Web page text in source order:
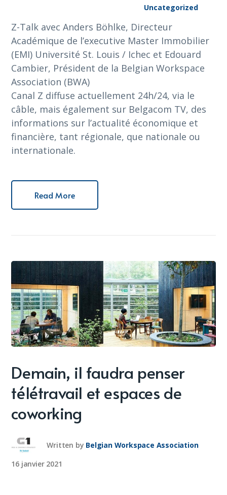
Uncategorized
Z-Talk avec Anders Böhlke, Directeur
Académique de l’executive Master Immobilier
(EMI) Université St. Louis / Ichec et Edouard
Cambier, Président de la Belgian Workspace
Association (BWA)
Canal Z diffuse actuellement 24h/24, via le
câble, mais également sur Belgacom TV, des
informations sur l’actualité économique et
financière, tant régionale, que nationale ou
internationale.
Read More
Demain, il faudra penser
télétravail et espaces de
coworking
Written by Belgian Workspace Association
16 janvier 2021